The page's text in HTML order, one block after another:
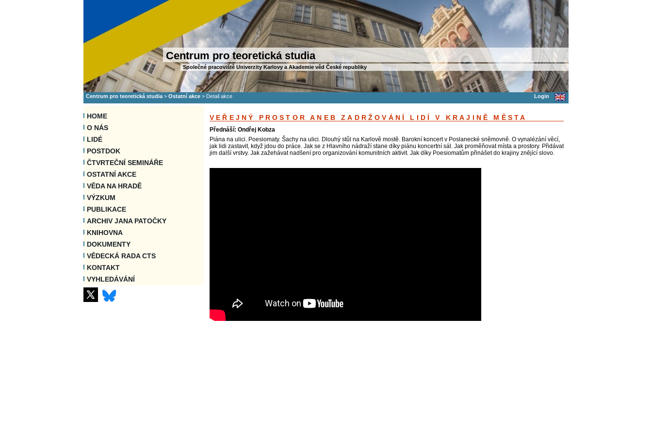
Centrum pro teoretická studia
Společné pracoviště Univerzity Karlovy a Akademie věd České republiky
Centrum pro teoretická studia > Ostatní akce > Detail akce Login
HOME
O NÁS
LIDÉ
POSTDOK
ČTVRTEČNÍ SEMINÁŘE
OSTATNÍ AKCE
VĚDA NA HRADĚ
VÝZKUM
PUBLIKACE
ARCHIV JANA PATOČKY
KNIHOVNA
DOKUMENTY
VĚDECKÁ RADA CTS
KONTAKT
VYHLEDÁVÁNÍ
VEŘEJNÝ PROSTOR ANEB ZADRŽOVÁNÍ LIDÍ V KRAJINĚ MĚSTA
Přednáší: Ondřej Kobza
Piána na ulici. Poesiomaty. Šachy na ulici. Dlouhý stůl na Karlově mostě. Barokní koncert v Poslanecké sněmovně. O vynalézání věcí,
jak lidi zastavit, když jdou do práce. Jak se z Hlavního nádraží stane díky piánu koncertní sál. Jak proměňovat místa a prostory. Přidávat
jim další vrstvy. Jak zažehávat nadšení pro organizování komunitních aktivit. Jak díky Poesiomatům přinášet do krajiny znějící slovo.